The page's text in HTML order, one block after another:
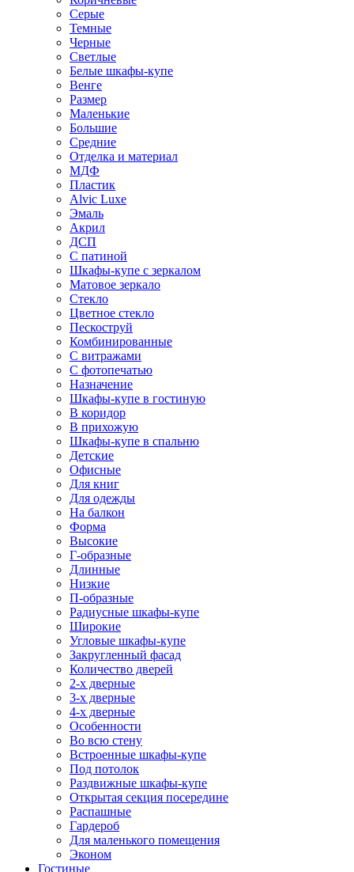
Серые
Темные
Черные
Светлые
Белые шкафы-купе
Венге
Размер
Маленькие
Большие
Средние
Отделка и материал
МДФ
Пластик
Alvic Luxe
Эмаль
Акрил
ДСП
С патиной
Шкафы-купе с зеркалом
Матовое зеркало
Стекло
Цветное стекло
Пескоструй
Комбинированные
С витражами
С фотопечатью
Назначение
Шкафы-купе в гостиную
В коридор
В прихожую
Шкафы-купе в спальню
Детские
Офисные
Для книг
Для одежды
На балкон
Форма
Высокие
Г-образные
Длинные
Низкие
П-образные
Радиусные шкафы-купе
Широкие
Угловые шкафы-купе
Закругленный фасад
Количество дверей
2-х дверные
3-х дверные
4-х дверные
Особенности
Во всю стену
Встроенные шкафы-купе
Под потолок
Раздвижные шкафы-купе
Открытая секция посередине
Распашные
Гардероб
Для маленького помещения
Эконом
Гостиные